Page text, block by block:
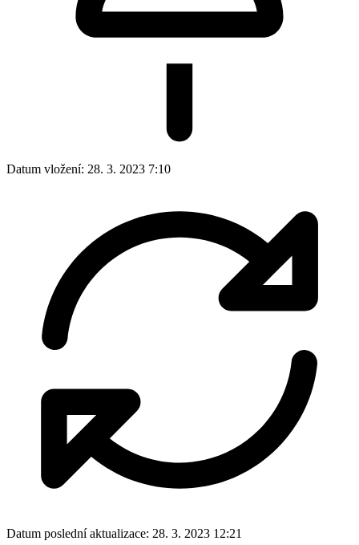
Datum vložení: 28. 3. 2023 7:10
Datum poslední aktualizace: 28. 3. 2023 12:21